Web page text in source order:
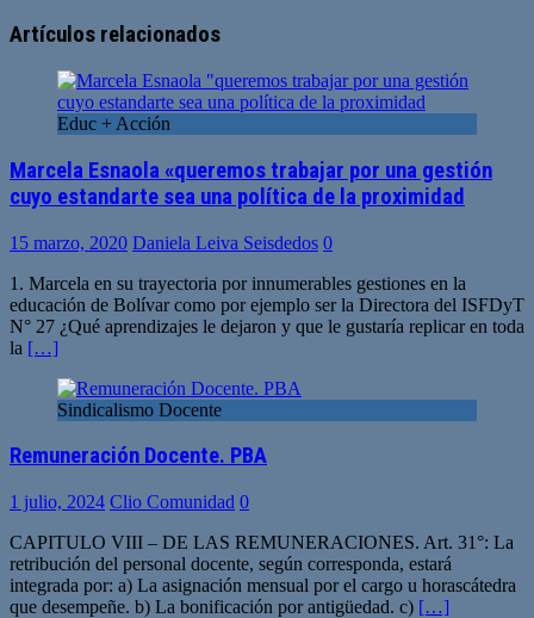
Artículos relacionados
Educ + Acción
Marcela Esnaola «queremos trabajar por una gestión
cuyo estandarte sea una política de la proximidad
15 marzo, 2020 Daniela Leiva Seisdedos 0
1. Marcela en su trayectoria por innumerables gestiones en la
educación de Bolívar como por ejemplo ser la Directora del ISFDyT
N° 27 ¿Qué aprendizajes le dejaron y que le gustaría replicar en toda
la […]
Sindicalismo Docente
Remuneración Docente. PBA
1 julio, 2024 Clio Comunidad 0
CAPITULO VIII – DE LAS REMUNERACIONES. Art. 31°: La
retribución del personal docente, según corresponda, estará
integrada por: a) La asignación mensual por el cargo u horascátedra
que desempeñe. b) La bonificación por antigüedad. c) […]